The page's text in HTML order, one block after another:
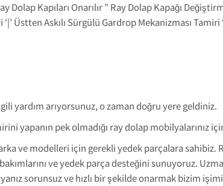
Dolap Kapıları Onarılır ” Ray Dolap Kapağı
Üstten Askılı Sürgülü Gardrop Mekanizması
yardım arıyorsunuz, o zaman doğru yere geldiniz.
yapanın pek olmadığı ray dolap
ve modelleri için gerekli yedek parçalara sahibiz.
ve yedek parça desteğini sunuyoruz.
sorunsuz ve hızlı bir şekilde onarmak bizim